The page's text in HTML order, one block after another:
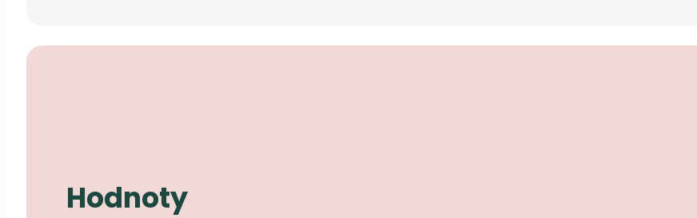
Hodnoty